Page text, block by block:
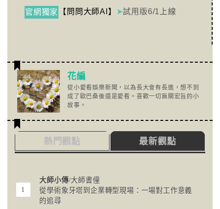
官網獨家 【問問大師AI】 ➤試用版6/1上線
花編
從小愛看娛樂新聞，以為長大會有長進，想不到
成了歐巴桑後還是愛看。喜歡一切無關宏旨的小
故事。
最新觀點
熱門觀點
大師小傳/大師書僮
從學術象牙塔到企業轉型現場：一場對工作意義
的追尋